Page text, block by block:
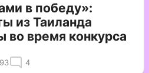
в победу»:
из Таиланда
во время конкурса
4